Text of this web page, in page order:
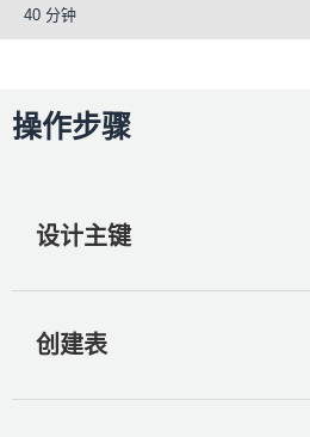
40 分钟
操作步骤
设计主键
我们需要按照前面做的规划来设
创建表